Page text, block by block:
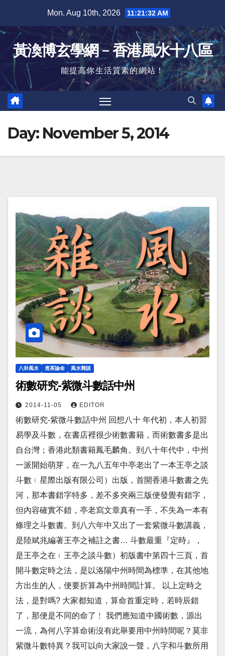
content
Mon. Aug 10th, 2026 11:21:33 AM
黃渙博玄學網﹣香港風水十八區
能提高你生活質素的網站！
Day: November 5, 2014
八卦風水 煮茶論命 風水雜談
術數研究-紫微斗數話中州
2014-11-05 EDITOR
術數研究-紫微斗數話中州 回想八十 年代初，本人初習
易學及斗數，在書店裡很少術數書籍，而術數書多是出
自台灣；香港此類書籍鳳毛麟角。到八十年代中，中州
一派開始萌芽，在一九八五年中亭老出了一本王亭之談
斗數﹙星際出版有限公司）出版，首開香港斗數書之先
河，那本書錯字特多，差不多夾兩三版便發覺有錯字，
但內容確實不錯，亭老寫文章真有一手，不失為一本有
條理之斗數書。到八六年中又出了一套紫微斗數講義，
是陸斌兆編著王亭之補註之書… 斗數最重『定時』，
是王亭之在﹙王亭之談斗數）初版書中第四十三頁，首
開斗數定時之法，是以洛陽中州時間為標準，在其他地
方出生的人，便要折算為中州時間計算。 以上定時之
法，是對嗎? 大家都知道，算命首重定時，若時辰錯
了，那便是不同的命了﹗ 我們應知道中國術數，源出
一流，為何八字算命術沒有此舉要用中州時間呢？莫非
紫微斗數特異？我可以向大家說一聲，八字和斗數所用